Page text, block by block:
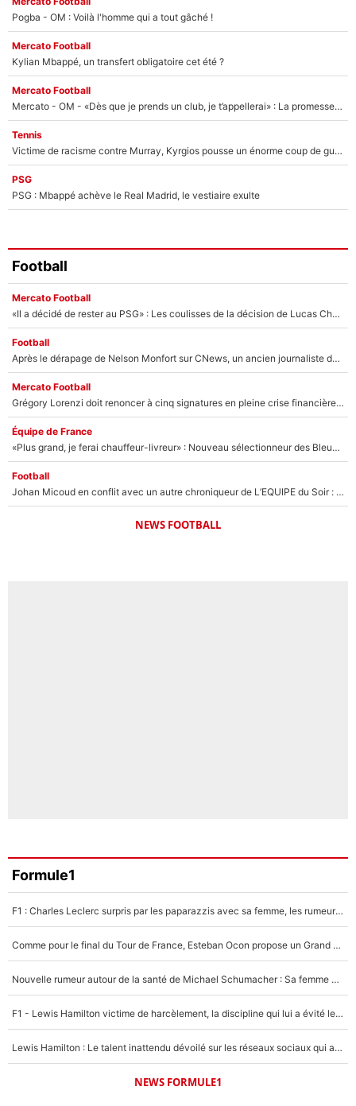
Pogba - OM : Voilà l'homme qui a tout gâché !
Mercato Football
Kylian Mbappé, un transfert obligatoire cet été ?
Mercato Football
Mercato - OM - «Dès que je prends un club, je t’appellerai» : La promesse de Marcelino au moment de claquer la porte
Tennis
Victime de racisme contre Murray, Kyrgios pousse un énorme coup de gueule !
PSG
PSG : Mbappé achève le Real Madrid, le vestiaire exulte
Football
Mercato Football
«Il a décidé de rester au PSG» : Les coulisses de la décision de Lucas Chevalier pour son transfert
Football
Après le dérapage de Nelson Monfort sur CNews, un ancien journaliste de France Télévisions relance la polémique sur les incendies en Gironde
Mercato Football
Grégory Lorenzi doit renoncer à cinq signatures en pleine crise financière : L’IA propose sept noms à l’OM pour un mercato réussi... à seulement 5M€ !
Équipe de France
«Plus grand, je ferai chauffeur-livreur» : Nouveau sélectionneur des Bleus, Zinédine Zidane s’était imaginé un avenir très différent lorsqu'il était enfant
Football
Johan Micoud en conflit avec un autre chroniqueur de L’EQUIPE du Soir : «Pendant un moment, je ne les ai pas remis ensemble dans l'émission»
NEWS FOOTBALL
Formule1
F1 : Charles Leclerc surpris par les paparazzis avec sa femme, les rumeurs étaient vraies !
Comme pour le final du Tour de France, Esteban Ocon propose un Grand Prix de Formule 1 à Paris : «Autour de l’Arc de Triomphe, ce serait génial» !
Nouvelle rumeur autour de la santé de Michael Schumacher : Sa femme Corinna sort du silence
F1 - Lewis Hamilton victime de harcèlement, la discipline qui lui a évité le pire : «J'aurais probablement mal tourné»
Lewis Hamilton : Le talent inattendu dévoilé sur les réseaux sociaux qui a impressionné Kim Kardashian pendant leurs vacances en amoureux !
NEWS FORMULE1